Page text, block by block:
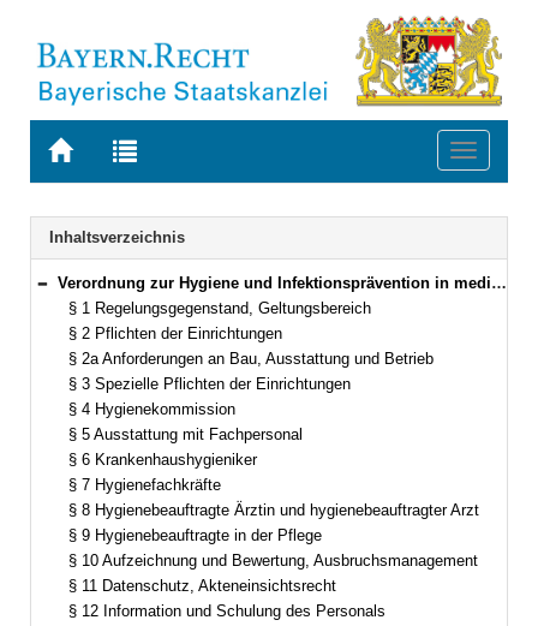
Zur
BAYERN.RECHT
Zur
letzten
Suche
Toggle
Navigation
Inhaltsverzeichnis
Bereich reduzieren
Verordnung zur Hygiene und Infektionsprävention in medizinischen Einrichtungen (Bayerische Medizinhygieneverordnung – MedHygV) Vom 1. Dezember 2010 (GVBl. S. 817) BayRS 2126-1-2-G (§§ 1–16)
§ 1 Regelungsgegenstand, Geltungsbereich
§ 2 Pflichten der Einrichtungen
§ 2a Anforderungen an Bau, Ausstattung und Betrieb
§ 3 Spezielle Pflichten der Einrichtungen
§ 4 Hygienekommission
§ 5 Ausstattung mit Fachpersonal
§ 6 Krankenhaushygieniker
§ 7 Hygienefachkräfte
§ 8 Hygienebeauftragte Ärztin und hygienebeauftragter Arzt
§ 9 Hygienebeauftragte in der Pflege
§ 10 Aufzeichnung und Bewertung, Ausbruchsmanagement
§ 11 Datenschutz, Akteneinsichtsrecht
§ 12 Information und Schulung des Personals